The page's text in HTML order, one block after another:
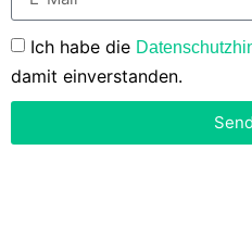
Ich habe die
damit einverstanden.